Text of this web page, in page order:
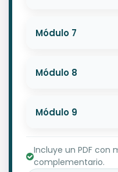
Módulo 7
Módulo 8
Módulo 9
Incluye un PDF con
complementario.